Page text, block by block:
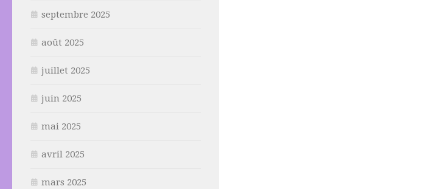
septembre 2025
août 2025
juillet 2025
juin 2025
mai 2025
avril 2025
mars 2025